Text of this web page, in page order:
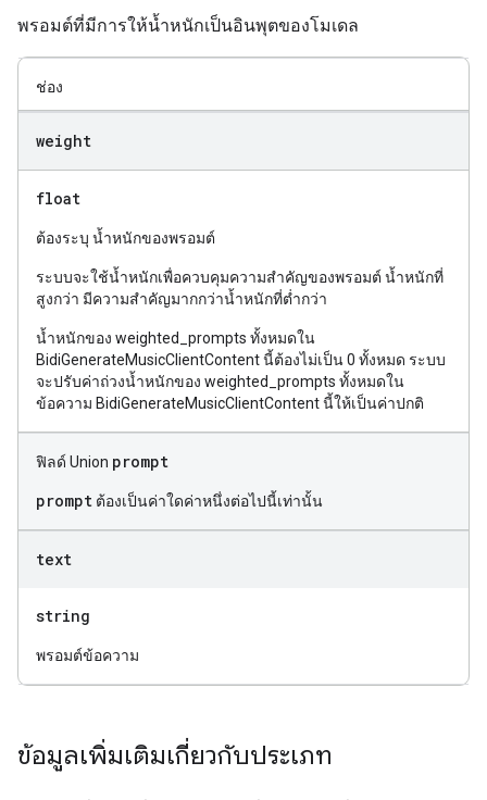
พรอมต์ที่มีการให้น้ำหนักเป็นอินพุตของโมเดล
ช่อง
weight
float
ต้องระบุ น้ำหนักของพรอมต์
ระบบจะใช้น้ำหนักเพื่อควบคุมความสำคัญของพรอมต์ น้ำหนักที่
สูงกว่า มีความสำคัญมากกว่าน้ำหนักที่ต่ำกว่า
น้ำหนักของ weighted_prompts ทั้งหมดใน
BidiGenerateMusicClientContent นี้ต้องไม่เป็น 0 ทั้งหมด ระบบ
จะปรับค่าถ่วงน้ำหนักของ weighted_prompts ทั้งหมดใน
ข้อความ BidiGenerateMusicClientContent นี้ให้เป็นค่าปกติ
ฟิลด์ Union prompt
prompt ต้องเป็นค่าใดค่าหนึ่งต่อไปนี้เท่านั้น
text
string
พรอมต์ข้อความ
ข้อมูลเพิ่มเติมเกี่ยวกับประเภท